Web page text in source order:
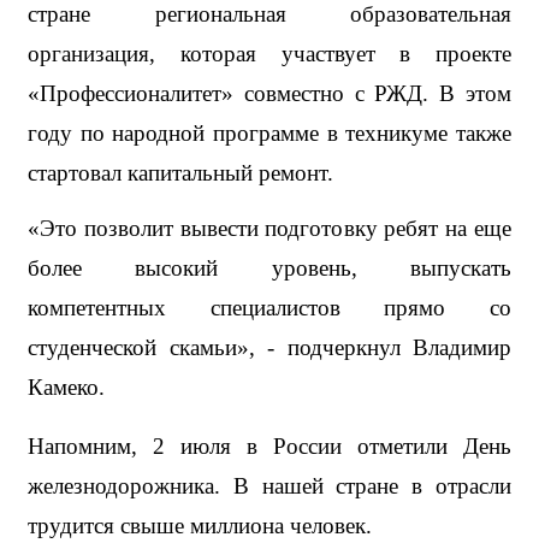
стране региональная образовательная
организация, которая участвует в проекте
«Профессионалитет» совместно с РЖД. В этом
году по народной программе в техникуме также
стартовал капитальный ремонт.
«Это позволит вывести подготовку ребят на еще
более высокий уровень, выпускать
компетентных специалистов прямо со
студенческой скамьи», - подчеркнул Владимир
Камеко.
Напомним, 2 июля в России отметили День
железнодорожника. В нашей стране в отрасли
трудится свыше миллиона человек.